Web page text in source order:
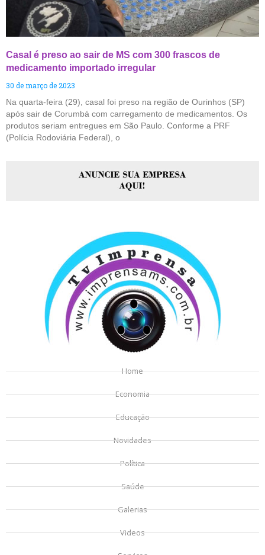
Casal é preso ao sair de MS com 300 frascos de
medicamento importado irregular
30 de março de 2023
Na quarta-feira (29), casal foi preso na região de Ourinhos (SP)
após sair de Corumbá com carregamento de medicamentos. Os
produtos seriam entregues em São Paulo. Conforme a PRF
(Polícia Rodoviária Federal), o
Home
Economia
Educação
Novidades
Política
Saúde
Galerias
Videos